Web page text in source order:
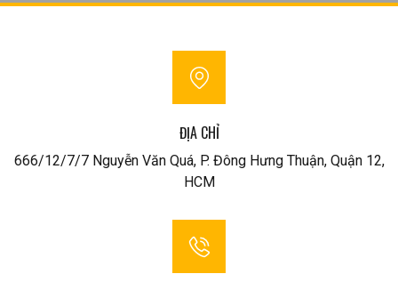
ĐỊA CHỈ
666/12/7/7 Nguyễn Văn Quá, P. Đông Hưng Thuận, Quận 12,
HCM